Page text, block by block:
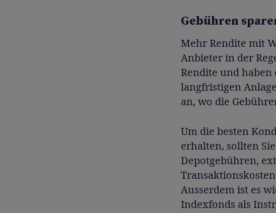
Gebühren
Mehr Rendite mit
Anbieter in der
Rendite und
langfristigen
an, wo die
Um die besten
erhalten, sollten
Depotgebühren,
Ausserdem ist es
Indexfonds als